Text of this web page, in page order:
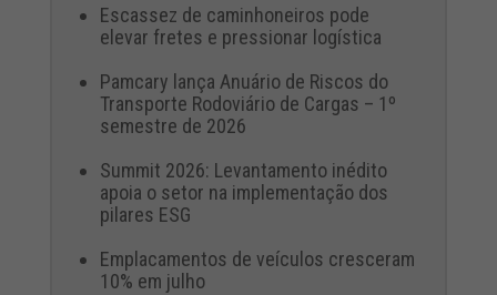
Escassez de caminhoneiros pode
elevar fretes e pressionar logística
Pamcary lança Anuário de Riscos do
Transporte Rodoviário de Cargas – 1º
semestre de 2026
Summit 2026: Levantamento inédito
apoia o setor na implementação dos
pilares ESG
Emplacamentos de veículos cresceram
10% em julho